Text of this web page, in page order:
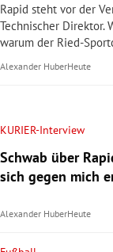
Rapid steht vor der
Technischer Direktor.
warum der Ried-
Alexander HuberHeute
KURIER-Interview
Schwab über
sich gegen mich
Alexander HuberHeute